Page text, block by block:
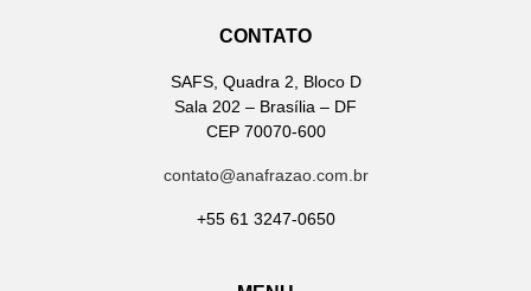
CONTATO
SAFS, Quadra 2, Bloco D
Sala 202 – Brasília – DF
CEP 70070-600
contato@anafrazao.com.br
+55 61 3247-0650